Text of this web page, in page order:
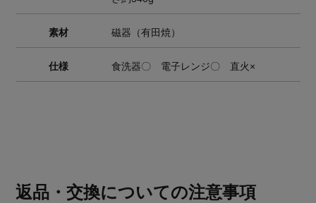
素材 磁器（有田焼）
仕様 食洗器〇 電子レンジ〇 直火×
返品・交換についての注意事項